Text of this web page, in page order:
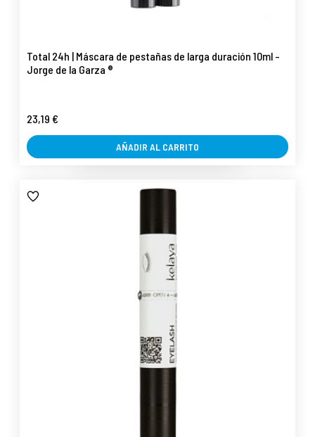
Total 24h | Máscara de pestañas de larga duración 10ml -
Jorge de la Garza ®
23,19 €
AÑADIR AL CARRITO